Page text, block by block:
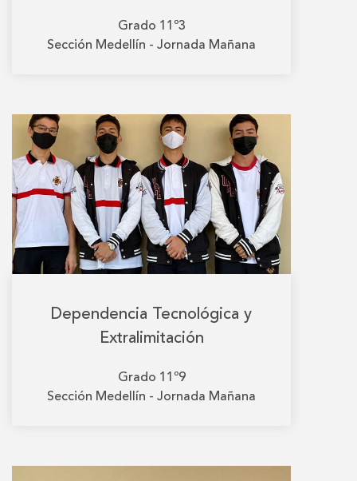
Grado 11º3
Sección Medellín - Jornada Mañana
Dependencia Tecnológica y
Extralimitación
Grado 11º9
Sección Medellín - Jornada Mañana